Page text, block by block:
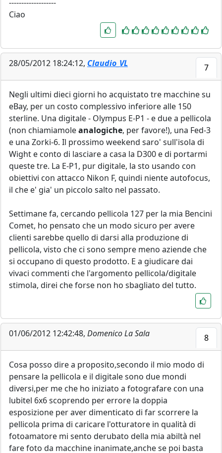
-------------------
Ciao
28/05/2012 18:24:12, Claudio_VL 7
Negli ultimi dieci giorni ho acquistato tre macchine su
eBay, per un costo complessivo inferiore alle 150
sterline. Una digitale - Olympus E-P1 - e due a pellicola
(non chiamiamoleanalogiche, per favore!), una Fed-3
e una Zorki-6. Il prossimo weekend saro' sull'isola di
Wight e conto di lasciare a casa la D300 e di portarmi
queste tre. La E-P1, pur digitale, la sto usando con
obiettivi con attacco Nikon F, quindi niente autofocus,
il che e' gia' un piccolo salto nel passato.
Settimane fa, cercando pellicola 127 per la mia Bencini
Comet, ho pensato che un modo sicuro per avere
clienti sarebbe quello di darsi alla produzione di
pellicola, visto che ci sono sempre meno aziende che
si occupano di questo prodotto. E a giudicare dai
vivaci commenti che l'argomento pellicola/digitale
stimola, direi che forse non ho sbagliato del tutto.
01/06/2012 12:42:48, Domenico La Sala 8
Cosa posso dire a proposito,secondo il mio modo di
pensare la pellicola e il digitale sono due mondi
diversi,per me che ho iniziato a fotografare con una
lubitel 6x6 scoprendo per errore la doppia
esposizione per aver dimenticato di far scorrere la
pellicola prima di caricare l'otturatore in qualità di
fotoamatore mi sento derubato della mia abiltà nel
fare foto da macchine inanimate,anche se poi basta